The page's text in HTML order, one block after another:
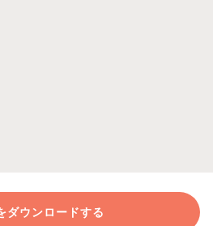
ダウンロードする